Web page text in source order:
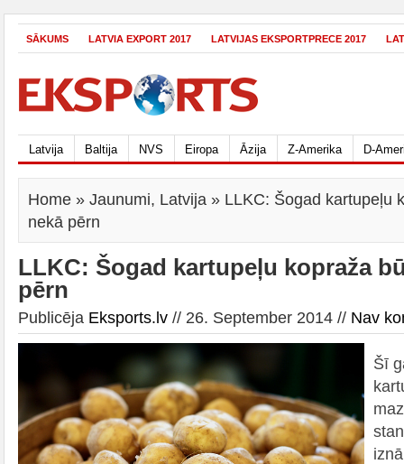
SĀKUMS LATVIA EXPORT 2017 LATVIJAS EKSPORTPRECE 2017
Latvija Baltija NVS Eiropa Āzija Z-Amerika D-
Home » Jaunumi, Latvija » LLKC: Šogad kartupeļu
nekā pērn
LLKC: Šogad kartupeļu kopraža
pērn
Publicēja Eksports.lv // 26. September 2014 // Nav
Šī